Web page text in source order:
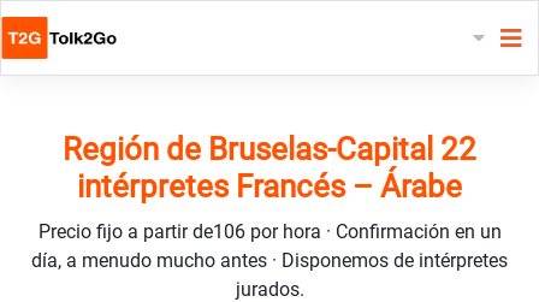
Región de Bruselas-Capital 22
intérpretes Francés – Árabe
Precio fijo a partir de106 por hora · Confirmación en un
día, a menudo mucho antes · Disponemos de intérpretes
jurados.